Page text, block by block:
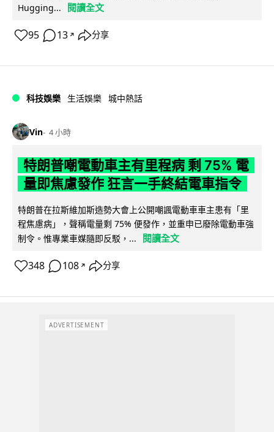
Hugging...
閱讀全文
95 13 ↗ 分享
科技娛樂 生活娛樂 城中熱話
Vin 4 小時
特朗普嘲電動車主有里程病 剩 75% 電
量即焦慮發作 狂言一手終結電車指令
特朗普在拉斯維加斯造勢大會上公開嘲諷電動車車主患有「里
程焦慮病」，聲稱電量剩 75% 便發作，並重申已廢除電動車強
制令。惟專業車媒隨即反駁，...
閱讀全文
348 108 ↗ 分享
ADVERTISEMENT